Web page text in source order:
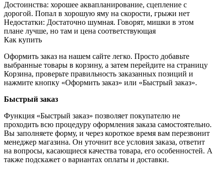
Достоинства: хорошее аквапланирование, сцепление с
дорогой. Попал в хорошую яму на скорости, грыжи нет
Недостатки: Достаточно шумная. Говорят, мишки в этом
плане лучше, но там и цена соответствующая
Как купить
Оформить заказ на нашем сайте легко. Просто добавьте
выбранные товары в корзину, а затем перейдите на страницу
Корзина, проверьте правильность заказанных позиций и
нажмите кнопку «Оформить заказ» или «Быстрый заказ».
Быстрый заказ
Функция «Быстрый заказ» позволяет покупателю не
проходить всю процедуру оформления заказа самостоятельно.
Вы заполняете форму, и через короткое время вам перезвонит
менеджер магазина. Он уточнит все условия заказа, ответит
на вопросы, касающиеся качества товара, его особенностей. А
также подскажет о вариантах оплаты и доставки.